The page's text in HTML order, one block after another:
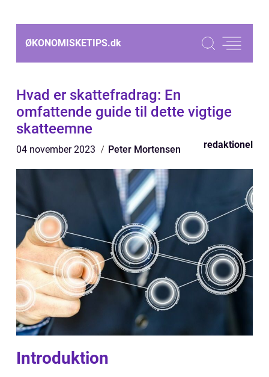
ØKONOMISKETIPS.dk
Hvad er skattefradrag: En
omfattende guide til dette vigtige
skatteemne
04 november 2023 Peter Mortensen redaktionel
Introduktion